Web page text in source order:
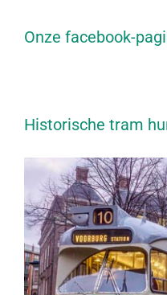
Onze facebook-
Historische tram